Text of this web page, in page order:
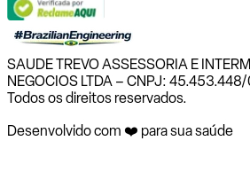
SAUDE TREVO ASSESSORIA E
NEGOCIOS LTDA – CNPJ:
Todos os direitos reservados.
Desenvolvido com ❤️ para sua saúde